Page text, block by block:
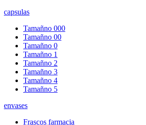
capsulas
Tamañno 000
Tamañno 00
Tamañno 0
Tamañno 1
Tamañno 2
Tamañno 3
Tamañno 4
Tamañno 5
envases
Frascos farmacia